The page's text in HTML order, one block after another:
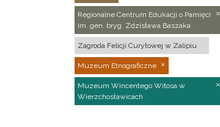
Regionalne Centrum Edukacji o Pamięci
im. gen. bryg. Zdzisława Baszaka
Zagroda Felicji Curyłowej w Zalipiu
Muzeum Etnograficzne
Muzeum Wincentego Witosa w
Wierzchosławicach